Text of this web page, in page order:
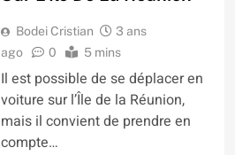
Bodei Cristian
3 ans
ago
0 5 mins
Il est possible de se déplacer en
voiture sur l’Île de la Réunion,
mais il convient de prendre en
compte…